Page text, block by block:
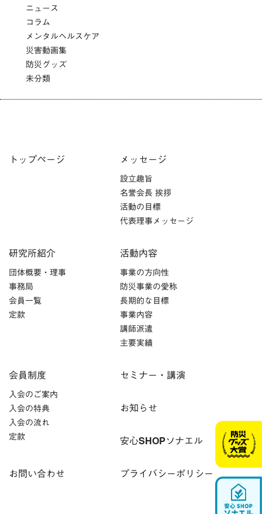
ニュース
コラム
メンタルヘルスケア
災害動画集
防災グッズ
未分類
トップページ メッセージ
設立趣旨
名誉会長 挨拶
活動の目標
代表理事メッセージ
研究所紹介
団体概要・理事
事務局
会員一覧
定款
活動内容
事業の方向性
防災事業の愛称
長期的な目標
事業内容
講師派遣
主要実績
会員制度
入会のご案内
入会の特典
入会の流れ
定款
セミナー・講演
お知らせ
安心SHOPソナエル
お問い合わせ プライバシーポリシー